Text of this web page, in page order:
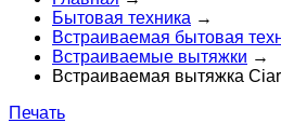
Бытовая техника →
Встраиваемая бытовая
Встраиваемые вытяжки →
Встраиваемая вытяжка
Печать